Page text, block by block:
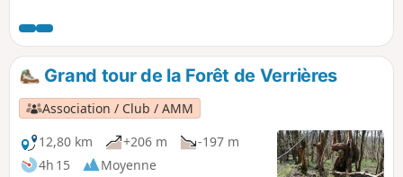
qui propose l'une des voies les moins difficiles pour
rejoindre à vélo la Forêt de Verrières. C'est aussi une
longueur raisonnable pour tous ceux qui pratiquent plus
rarement le vélo, mais l'itinéraire dans la forêt peut très
simplement être allongé.
Grand tour de la Forêt de Verrières
Association / Club / AMM
12,80 km
+206 m
-197 m
4h 15
Moyenne